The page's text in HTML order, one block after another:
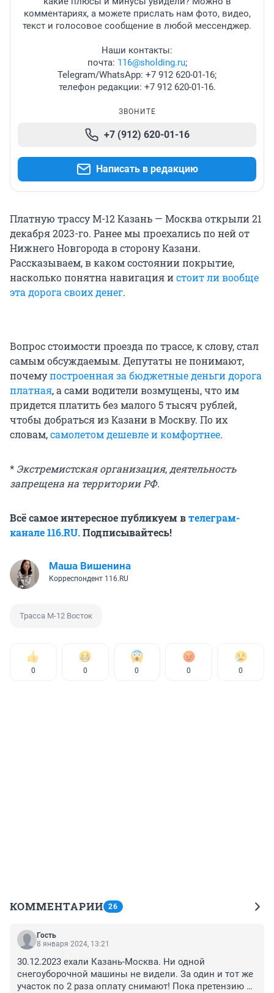
комментариях, а можете прислать нам фото, видео,
текст и голосовое сообщение в любой мессенджер.
Наши контакты:
почта: 116@sholding.ru;
Telegram/WhatsApp: +7 912 620-01-16;
телефон редакции: +7 912 620-01-16.
ЗВОНИТЕ
+7 (912) 620-01-16
Написать в редакцию
Платную трассу М-12 Казань — Москва открыли 21
декабря 2023-го. Ранее мы проехались по ней от
Нижнего Новгорода в сторону Казани.
Рассказываем, в каком состоянии покрытие,
насколько понятна навигация истоит ли вообще
эта дорога своих денег.
Вопрос стоимости проезда по трассе, к слову, стал
самым обсуждаемым. Депутаты не понимают,
почемупостроенная за бюджетные деньги дорога
платная, а сами водители возмущены, что им
придется платить без малого 5 тысяч рублей,
чтобы добраться из Казани в Москву. По их
словам,самолетом дешевле и комфортнее.
* Экстремистская организация, деятельность
запрещена на территории РФ.
Всё самое интересное публикуем втелеграм-
канале 116.RU.Подписывайтесь!
Маша Вишенина
Корреспондент 116.RU
Трасса М-12 Восток
0 0 0 0 0
КОММЕНТАРИИ 26
Гость
8 января 2024, 13:21
30.12.2023 ехали Казань-Москва. Ни одной
снегоуборочной машины не видели. За один и тот же
участок по 2 раза оплату снимают! Пока претензию не